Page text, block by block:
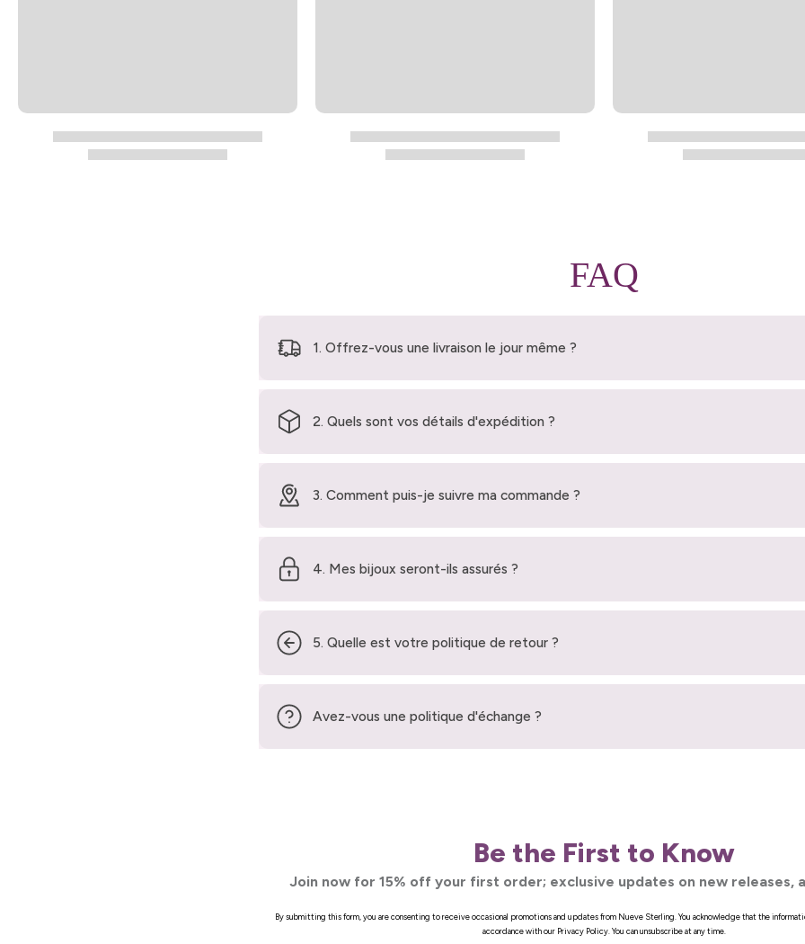
FAQ
1. Offrez-vous une livraison le jour même ?
2. Quels sont vos détails d'expédition ?
3. Comment puis-je suivre ma commande ?
4. Mes bijoux seront-ils assurés ?
5. Quelle est votre politique de retour ?
Avez-vous une politique d'échange ?
Be the First to Know
Join now for 15% off your first order; exclusive updates on new releases,
By submitting this form, you are consenting to receive occasional promotions and updates from Nueve Sterling. You acknowledge that the
accordance with our Privacy Policy. You can unsubscribe at any time.